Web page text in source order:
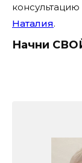
Наталия.
Начни